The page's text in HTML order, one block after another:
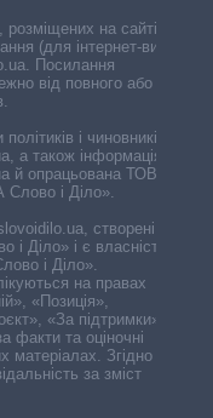
на сайті,
(для інтернет-видань
Посилання
від повного або
і чиновників,
а також інформація про
й опрацьована ТОВ «ІА
Слово і Діло».
створені ГО
Діло» і є власністю
і Діло».
на правах
«Позиція»,
«За підтримки».
факти та оціночні
Згідно з
за зміст